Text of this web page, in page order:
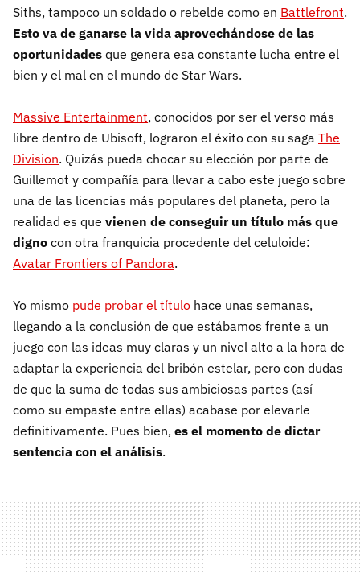
Siths, tampoco un soldado o rebelde como en Battlefront.
Esto va de ganarse la vida aprovechándose de las
oportunidades que genera esa constante lucha entre el
bien y el mal en el mundo de Star Wars.
Massive Entertainment, conocidos por ser el verso más
libre dentro de Ubisoft, lograron el éxito con su saga The
Division. Quizás pueda chocar su elección por parte de
Guillemot y compañía para llevar a cabo este juego sobre
una de las licencias más populares del planeta, pero la
realidad es que vienen de conseguir un título más que
digno con otra franquicia procedente del celuloide:
Avatar Frontiers of Pandora.
Yo mismo pude probar el título hace unas semanas,
llegando a la conclusión de que estábamos frente a un
juego con las ideas muy claras y un nivel alto a la hora de
adaptar la experiencia del bribón estelar, pero con dudas
de que la suma de todas sus ambiciosas partes (así
como su empaste entre ellas) acabase por elevarle
definitivamente. Pues bien, es el momento de dictar
sentencia con el análisis.